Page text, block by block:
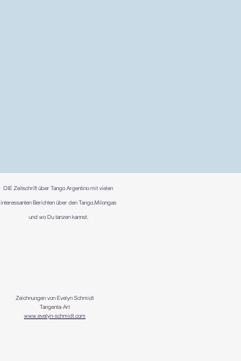
DIE Zeitschrift über Tango Argentino mit vielen
interessanten Berichten über den Tango,Milongas
und wo Du tanzen kannst.
Zeichnungen von Evelyn Schmidt
Tangenta-Art
www.evelyn-schmidt.com